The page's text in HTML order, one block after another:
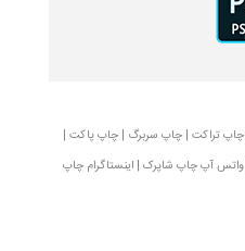
چاپ تراکت | چاپ سربرگ | چاپ پاکت |
واتس آپ چاپ شاپرک | اینستاگرام چاپ